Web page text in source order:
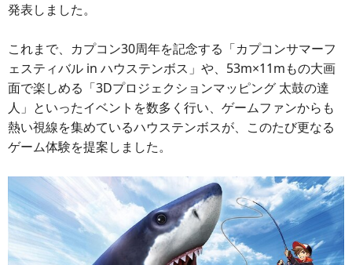
発表しました。
これまで、カプコン30周年を記念する「カプコンサマーフ
ェスティバル in ハウステンボス」や、53m×11mもの大画
面で楽しめる「3Dプロジェクションマッピング 太鼓の達
人」といったイベントを数多く行い、ゲームファンからも
熱い視線を集めているハウステンボスが、このたび更なる
ゲーム体験を提案しました。